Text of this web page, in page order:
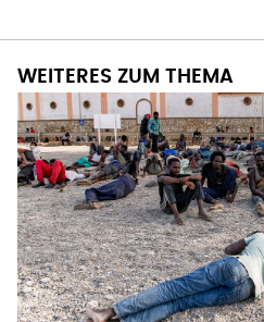
WEITERES ZUM THEMA